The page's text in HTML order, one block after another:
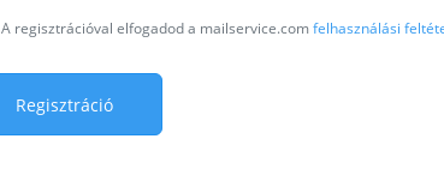
A regisztrációval elfogadod a mailservice.comfelhasználási
Regisztráció